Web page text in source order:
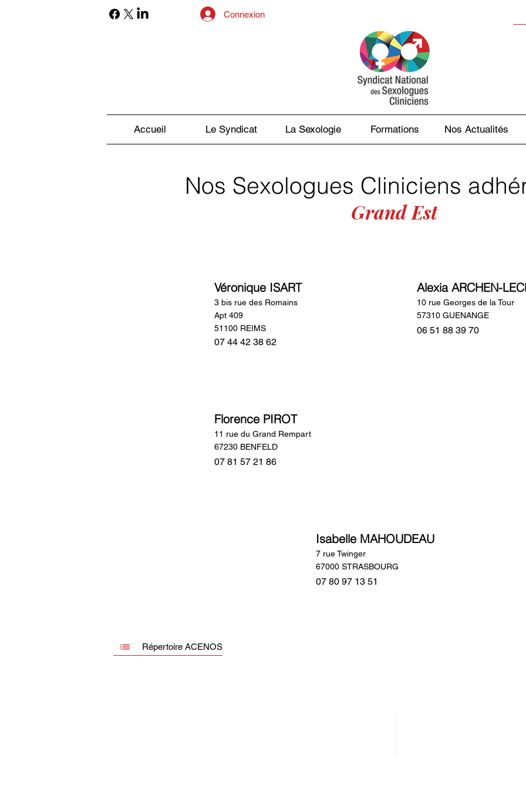
Connexion
Accueil Le Syndicat La Sexologie Formations Nos Actualités
Nos Sexologues Cliniciens
Grand Est
Véronique ISART
3 bis rue des Romains
Apt 409
51100 REIMS
07 44 42 38 62
Florence PIROT
11 rue du Grand Rempart
67230 BENFELD
07 81 57 21 86
Alexia ARCHEN-
10 rue Georges de la Tour
57310 GUENANGE
06 51 88 39 70
Isabelle MAHOUDEAU
7 rue Twinger
67000 STRASBOURG
07 80 97 13 51
Répertoire ACENOS